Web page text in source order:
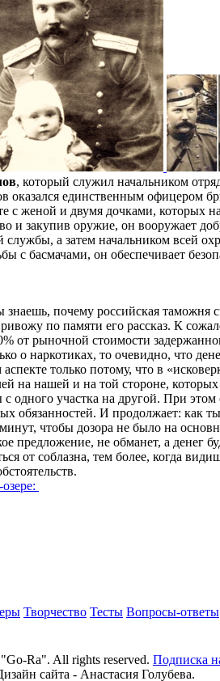
, который служил начальником
единственным офицером
с женой и двумя дочками, которых
и закупив оружие, он вооружает
службы, а затем начальником
с басмачами, он обеспечивает
почему российская таможня
по памяти его рассказ. К
от рыночной стоимости
о наркотиках, то очевидно, что
только потому, что в
на нашей и на той стороне,
одного участка на другой. При
обязанностей. И продолжает: как
чтобы дозора не было на
предложение, не обманет, а денег
от соблазна, тем более, когда
:
Творчество Тесты Вопросы-ответы
Ra". All rights reserved. Подписка
сайта - Анастасия Голубева.